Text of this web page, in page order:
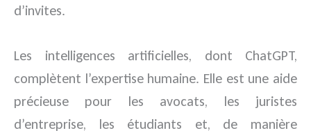
d’invites.
Les intelligences artificielles, dont ChatGPT,
complètent l’expertise humaine. Elle est une aide
précieuse pour les avocats, les juristes
d’entreprise, les étudiants et, de manière